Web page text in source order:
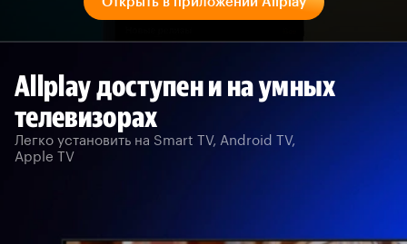
Allplay доступен и на умных
телевизорах
Легко установить на Smart TV, Android TV,
Apple TV